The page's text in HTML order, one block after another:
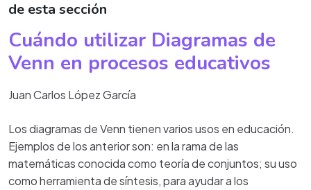
de esta sección
Cuándo utilizar Diagramas de
Venn en procesos educativos
Juan Carlos López García
Los diagramas de Venn tienen varios usos en educación.
Ejemplos de los anterior son: en la rama de las
matemáticas conocida como teoría de conjuntos; su uso
como herramienta de síntesis, para ayudar a los